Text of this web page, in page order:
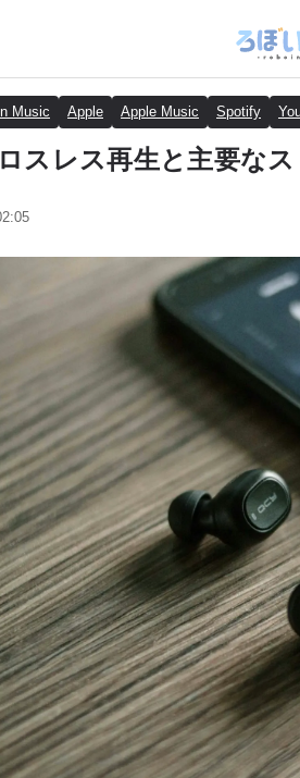
Music Apple Apple Music Spotify
スレス再生と主要な